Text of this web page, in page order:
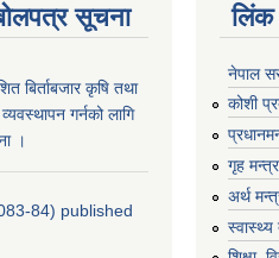
सूचना
बिर्ताबजार कृषि तथा
गर्नको लागि
।
84) published
लिंक
नेपाल
कोशी
गृह
अर्थ